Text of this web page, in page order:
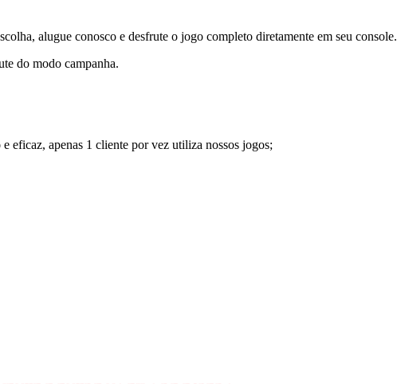
alugue conosco e desfrute o jogo completo diretamente em seu console.
do modo campanha.
eficaz, apenas 1 cliente por vez utiliza nossos jogos;